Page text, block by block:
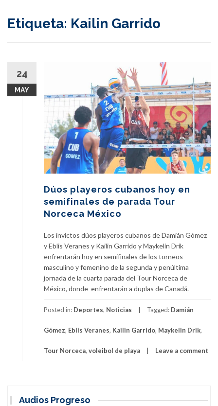
Etiqueta: Kailin Garrido
24
MAY
Dúos playeros cubanos hoy en
semifinales de parada Tour
Norceca México
Los invictos dúos playeros cubanos de Damián Gómez
y Eblis Veranes y Kailin Garrido y Maykelin Drik
enfrentarán hoy en semifinales de los torneos
masculino y femenino de la segunda y penúltima
jornada de la cuarta parada del Tour Norceca de
México, donde enfrentarán a duplas de Canadá.
Posted in: Deportes, Noticias Tagged: Damián
Gómez, Eblis Veranes, Kailin Garrido, Maykelin Drik,
Tour Norceca, voleibol de playa Leave a comment
Audios Progreso